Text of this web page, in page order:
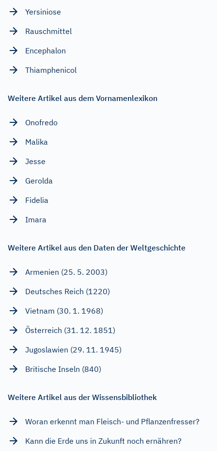
Yersiniose
Rauschmittel
Encephalon
Thiamphenicol
Weitere Artikel aus dem Vornamenlexikon
Onofredo
Malika
Jesse
Gerolda
Fidelia
Imara
Weitere Artikel aus den Daten der Weltgeschichte
Armenien (25. 5. 2003)
Deutsches Reich (1220)
Vietnam (30. 1. 1968)
Österreich (31. 12. 1851)
Jugoslawien (29. 11. 1945)
Britische Inseln (840)
Weitere Artikel aus der Wissensbibliothek
Woran erkennt man Fleisch- und Pflanzenfresser?
Kann die Erde uns in Zukunft noch ernähren?